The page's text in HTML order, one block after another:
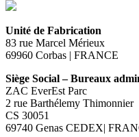
Unité de Fabrication
83 rue Marcel Mérieux
69960 Corbas | FRANCE
Siège Social – Bureaux
ZAC EverEst Parc
2 rue Barthélemy Thimonnier
CS 30051
69740 Genas CEDEX|